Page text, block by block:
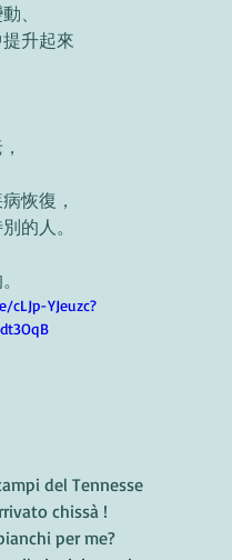
、
升起來
恢復，
的人。
YJeuzc?
del Tennesse
chissà !
per me?